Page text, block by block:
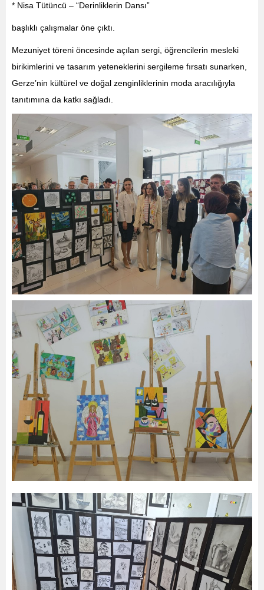
* Nisa Tütüncü – “Derinliklerin Dansı”
başlıklı çalışmalar öne çıktı.
Mezuniyet töreni öncesinde açılan sergi, öğrencilerin mesleki
birikimlerini ve tasarım yeteneklerini sergileme fırsatı sunarken,
Gerze’nin kültürel ve doğal zenginliklerinin moda aracılığıyla
tanıtımına da katkı sağladı.